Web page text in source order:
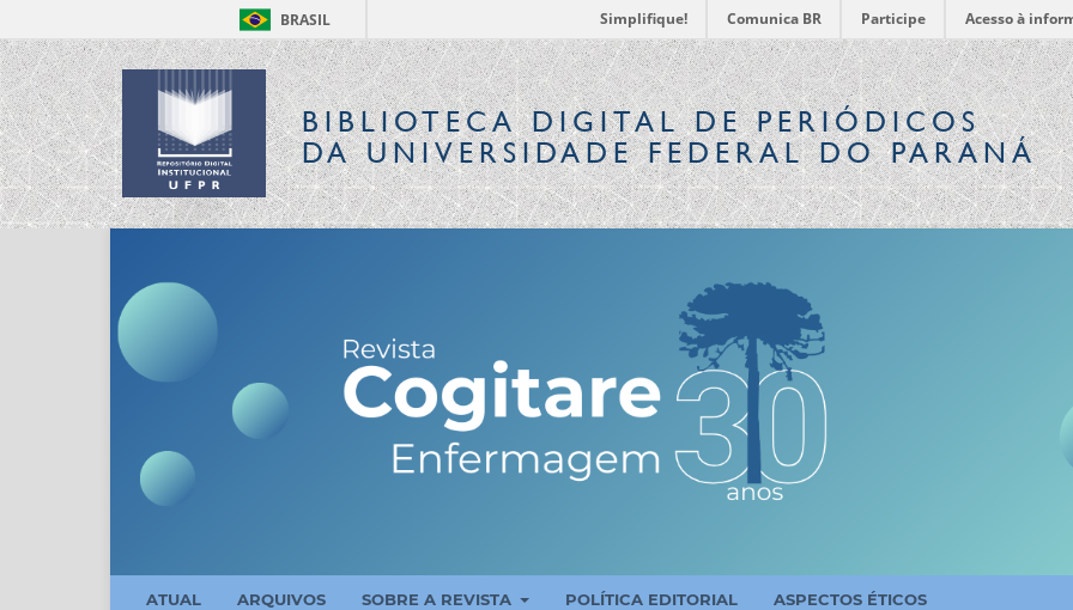
BRASIL Simplifique! Comunica BR Participe Acesso à
BIBLIOTECA DIGITALDE PERIÓDICOS
DA UNIVERSIDADE FEDERAL DO PARANÁ
ATUAL ARQUIVOS SOBRE A REVISTA POLÍTICA EDITORIAL ASPECTOS ÉTICOS